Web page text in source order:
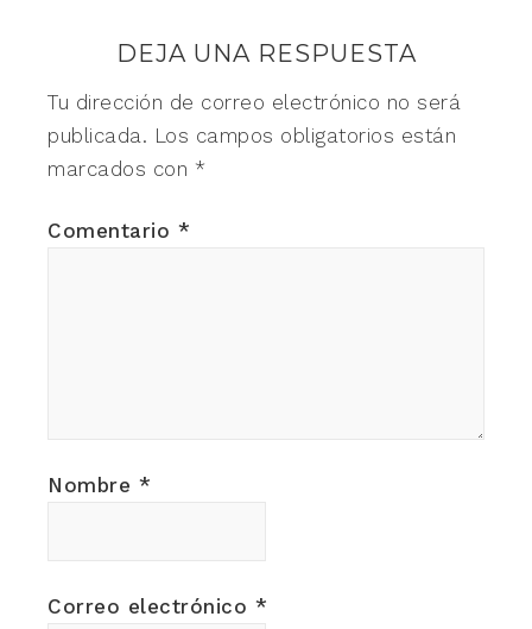
DEJA UNA RESPUESTA
Tu dirección de correo electrónico no será
publicada. Los campos obligatorios están
marcados con *
Comentario *
Nombre *
Correo electrónico *